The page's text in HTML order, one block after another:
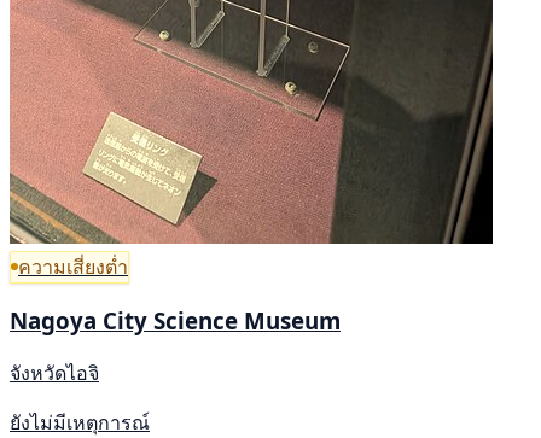
ความเสี่ยงต่ำ
Nagoya City Science Museum
จังหวัดไอจิ
ยังไม่มีเหตุการณ์